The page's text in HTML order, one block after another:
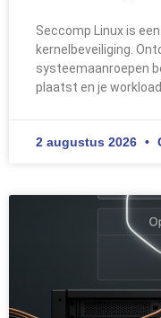
Seccomp Linux is
kernelbeveiliging.
systeemaanroepen
plaatst en je
2 augustus 2026